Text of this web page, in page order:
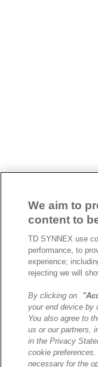
We aim to
content to
TD SYNNEX use
performance, to
experience;
rejecting we will
By clicking on
your end device by
You also agree to
us or our partners,
in the Privacy
cookie
necessary for the